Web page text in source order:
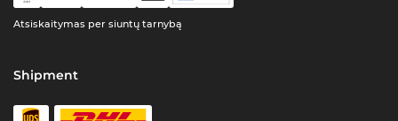
Atsiskaitymas per siuntų tarnybą
Shipment